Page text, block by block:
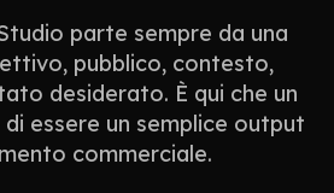
parte sempre da una
pubblico, contesto,
desiderato. È qui che un
essere un semplice output
commerciale.